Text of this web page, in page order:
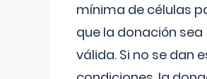
mínima de células
que la donación sea
válida. Si no se dan